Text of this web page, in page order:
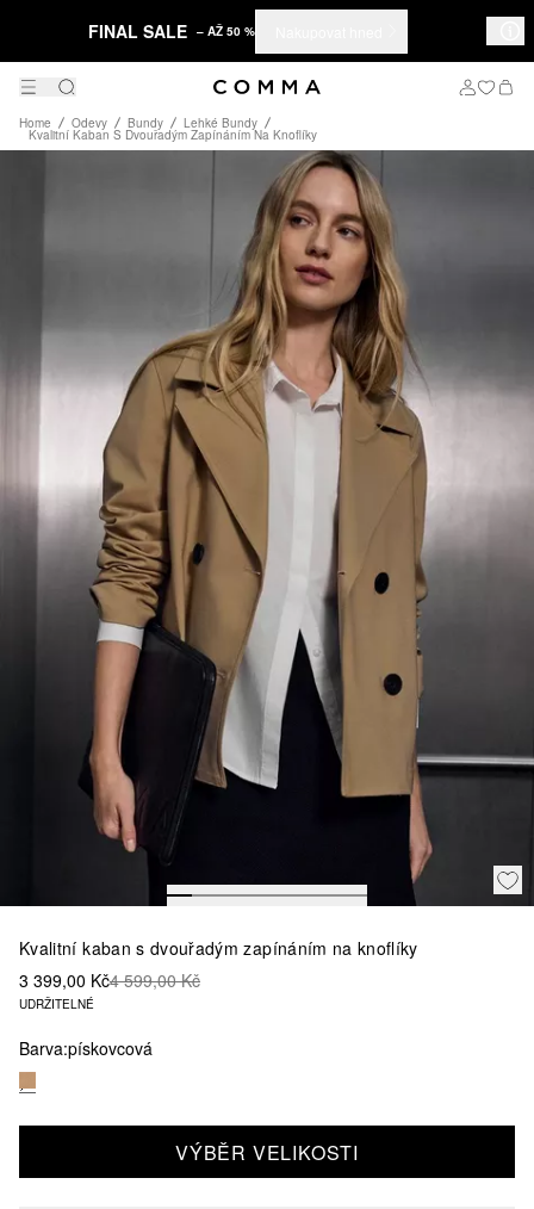
FINAL SALE – AŽ 50 %
Home Odevy Bundy Lehké Bundy
Kvalitní Kaban S Dvouřadým Zapínáním Na Knoflíky
Kvalitní kaban s dvouřadým zapínáním na knoflíky
3 399,00 Kč4 599,00 Kč
UDRŽITELNÉ
Barva:pískovcová
VÝBĚR VELIKOSTI